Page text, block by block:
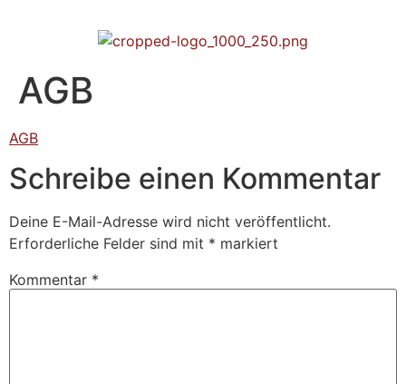
AGB
AGB
Schreibe einen Kommentar
Deine E-Mail-Adresse wird nicht veröffentlicht.
Erforderliche Felder sind mit * markiert
Kommentar *